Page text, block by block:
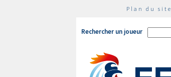
Plan du site
Rechercher un joueur